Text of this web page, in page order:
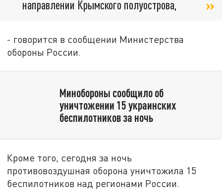
направлении Крымского полуострова,
- говорится в сообщении Министерства
обороны России.
Минобороны сообщило об
уничтожении 15 украинских
беспилотников за ночь
Кроме того, сегодня за ночь
противовоздушная оборона уничтожила 15
беспилотников над регионами России.